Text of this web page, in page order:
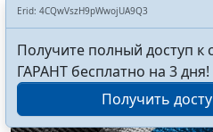
Erid: 4CQwVszH9pWwojUA9Q3
Получите полный доступ к
ГАРАНТ бесплатно на 3 дня!
Получить